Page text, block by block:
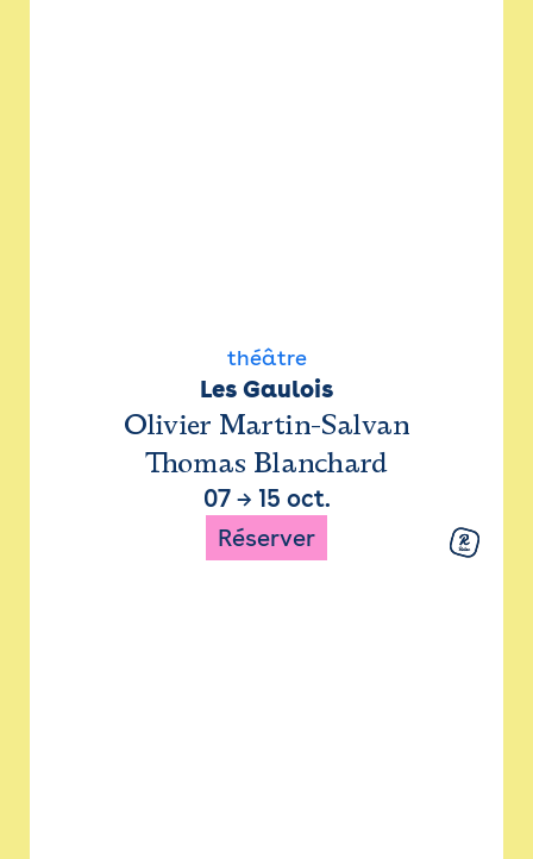
théâtre
Les Gaulois
Olivier Martin-Salvan
Thomas Blanchard
07→ 15 oct.
Réserver